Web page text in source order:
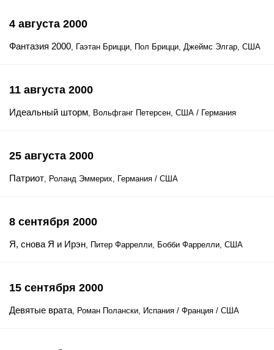
4 августа 2000
Фантазия 2000, Гаэтан Брицци, Пол Брицци, Джеймс Элгар, США
11 августа 2000
Идеальный шторм, Вольфганг Петерсен, США / Германия
25 августа 2000
Патриот, Роланд Эммерих, Германия / США
8 сентября 2000
Я, снова Я и Ирэн, Питер Фаррелли, Бобби Фаррелли, США
15 сентября 2000
Девятые врата, Роман Полански, Испания / Франция / США